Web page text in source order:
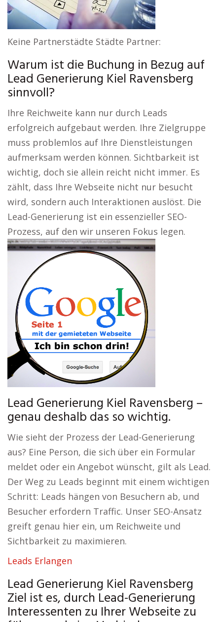
Keine Partnerstädte Städte Partner:
Warum ist die Buchung in Bezug auf
Lead Generierung Kiel Ravensberg
sinnvoll?
Ihre Reichweite kann nur durch Leads
erfolgreich aufgebaut werden. Ihre Zielgruppe
muss problemlos auf Ihre Dienstleistungen
aufmerksam werden können. Sichtbarkeit ist
wichtig, doch sie allein reicht nicht immer. Es
zählt, dass Ihre Webseite nicht nur besucht
wird, sondern auch Interaktionen auslöst. Die
Lead-Generierung ist ein essenzieller SEO-
Prozess, auf den wir unseren Fokus legen.
Lead Generierung Kiel Ravensberg –
genau deshalb das so wichtig.
Wie sieht der Prozess der Lead-Generierung
aus? Eine Person, die sich über ein Formular
meldet oder ein Angebot wünscht, gilt als Lead.
Der Weg zu Leads beginnt mit einem wichtigen
Schritt: Leads hängen von Besuchern ab, und
Besucher erfordern Traffic. Unser SEO-Ansatz
greift genau hier ein, um Reichweite und
Sichtbarkeit zu maximieren.
Leads Erlangen
Lead Generierung Kiel Ravensberg
Ziel ist es, durch Lead-Generierung
Interessenten zu Ihrer Webseite zu